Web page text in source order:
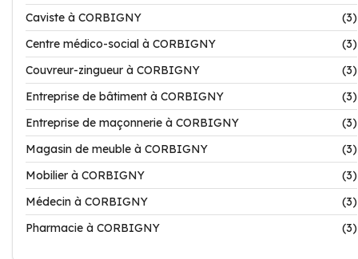
Caviste à CORBIGNY
(3)
Centre médico-social à CORBIGNY
(3)
Couvreur-zingueur à CORBIGNY
(3)
Entreprise de bâtiment à CORBIGNY
(3)
Entreprise de maçonnerie à CORBIGNY
(3)
Magasin de meuble à CORBIGNY
(3)
Mobilier à CORBIGNY
(3)
Médecin à CORBIGNY
(3)
Pharmacie à CORBIGNY
(3)